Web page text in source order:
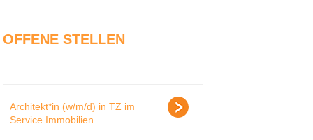
OFFENE STELLEN
Architekt*in (w/m/d) in TZ im
Service Immobilien